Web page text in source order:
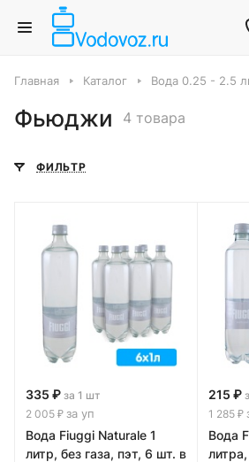
Главная Каталог Вода 0.25 - 2.5
Фьюджи 4 товара
ФИЛЬТР
335 ₽ за 1 шт
2 005 ₽ за уп
Вода Fiuggi Naturale 1
литр, без газа, пэт, 6 шт. в
215 ₽
1 285 ₽
Вода